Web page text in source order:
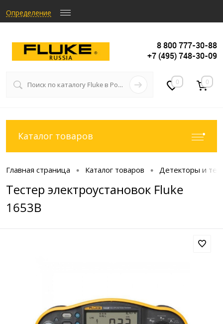
Определение
8 800 777-30-88
+7 (495) 748-30-09
0 0
Каталог товаров
Главная страница • Каталог товаров • Детекторы и
Тестер электроустановок Fluke
1653B